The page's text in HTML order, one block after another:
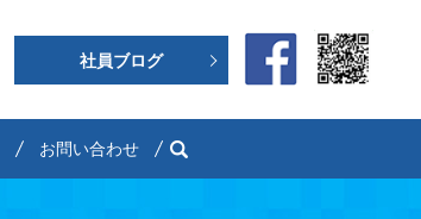
社員ブログ
お問い合わせ search